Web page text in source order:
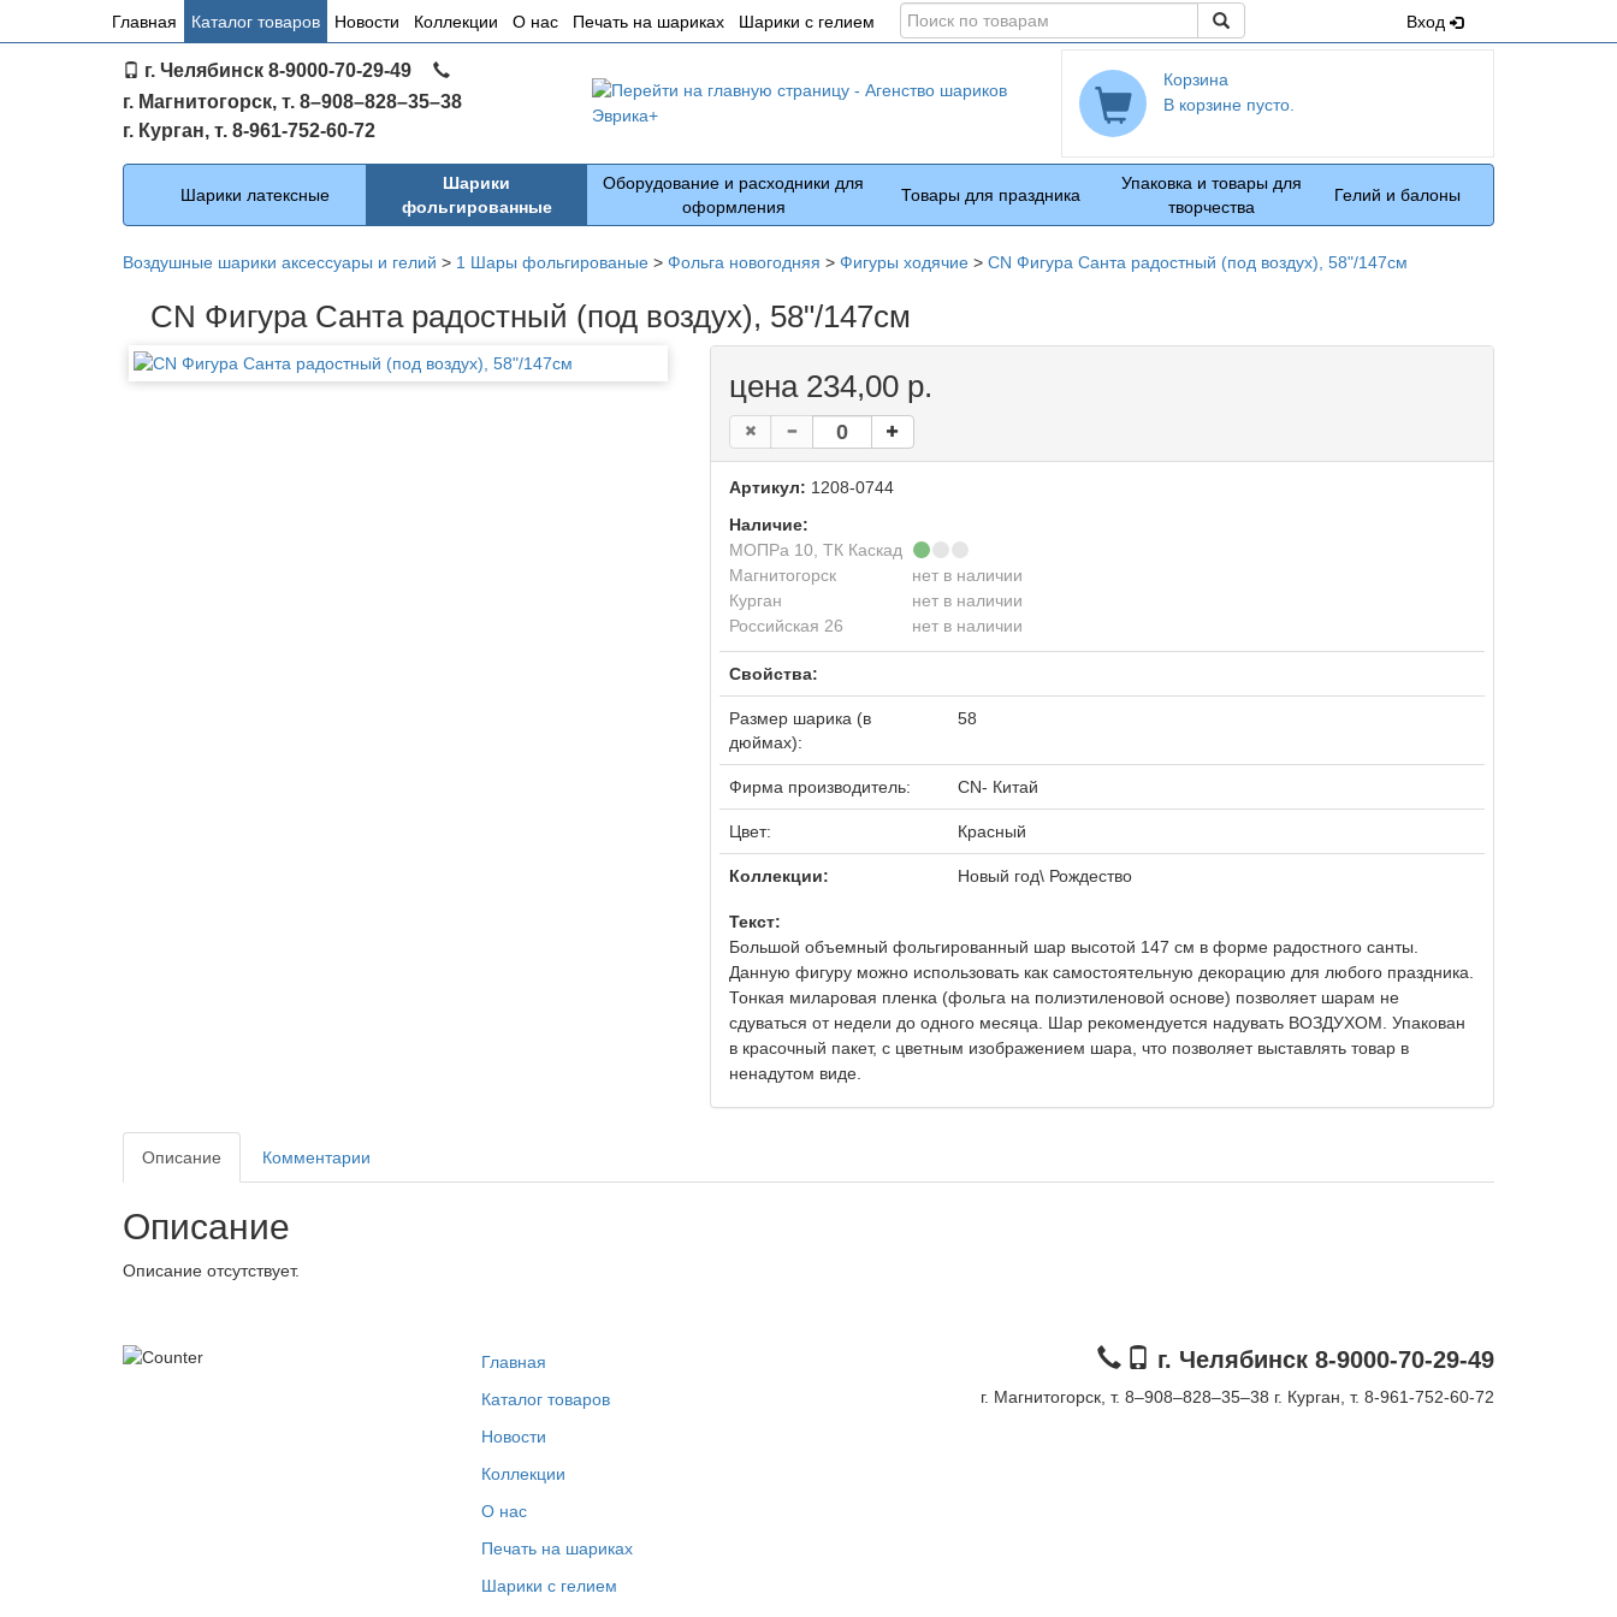
Основное
Главная Каталог товаров Новости Коллекции О нас Печать на шариках Шарики с гелием
Поиск
товарам
Вход
г. Челябинск 8-9000-70-29-49
г. Магнитогорск, т. 8–908–828–35–38
г. Курган, т. 8-961-752-60-72
Корзина
В корзине пусто.
Каталог
Шарики латексные
Шарики
фольгированные
Оборудование и расходники для
оформления
Товары для праздника
Упаковка и товары для
творчества
Гелий и балоны
Воздушные шарики аксессуары и гелий > 1 Шары фольгированые > Фольга новогодняя > Фигуры ходячие > CN Фигура Санта радостный (под воздух), 58"/147см
CN Фигура Санта радостный (под воздух), 58"/147см
цена 234,00 р.
Артикул: 1208-0744
Наличие:
МОПРа 10, ТК Каскад
Магнитогорск
нет в наличии
Курган
нет в наличии
Российская 26
нет в наличии
Свойства:
Размер шарика (в
дюймах):
58
Фирма производитель: CN- Китай
Цвет: Красный
Коллекции: Новый год\ Рождество
Текст:
Большой объемный фольгированный шар высотой 147 см в форме радостного санты.
Данную фигуру можно использовать как самостоятельную декорацию для любого праздника.
Тонкая миларовая пленка (фольга на полиэтиленовой основе) позволяет шарам не
сдуваться от недели до одного месяца. Шар рекомендуется надувать ВОЗДУХОМ. Упакован
в красочный пакет, с цветным изображением шара, что позволяет выставлять товар в
ненадутом виде.
Описание Комментарии
Описание
Описание отсутствует.
Главная
Каталог товаров
Новости
Коллекции
О нас
Печать на шариках
Шарики с гелием
г. Челябинск 8-9000-70-29-49
г. Магнитогорск, т. 8–908–828–35–38 г. Курган, т. 8-961-752-60-72